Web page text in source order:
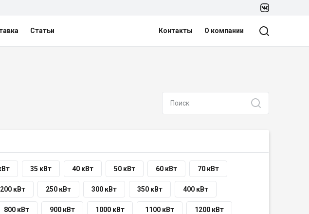
Статьи Контакты О компании
35 кВт 40 кВт 50 кВт 60 кВт 70 кВт
200 кВт 250 кВт 300 кВт 350 кВт 400 кВт
800 кВт 900 кВт 1000 кВт 1100 кВт 1200 кВт